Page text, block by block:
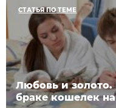
СТАТЬЯ ПО ТЕМЕ
Любовь и
браке кошелек